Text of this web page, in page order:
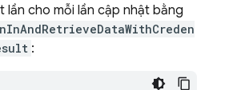
lần cho mỗi lần cập nhật bằng
: